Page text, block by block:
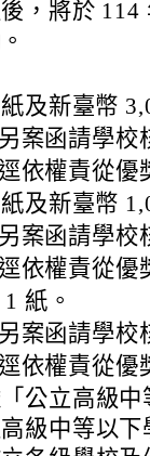
，將於
及新臺幣
案函請學校
依權責從優
及新臺幣
案函請學校
依權責從優
紙。
案函請學校
依權責從優
公立高級
級中等以